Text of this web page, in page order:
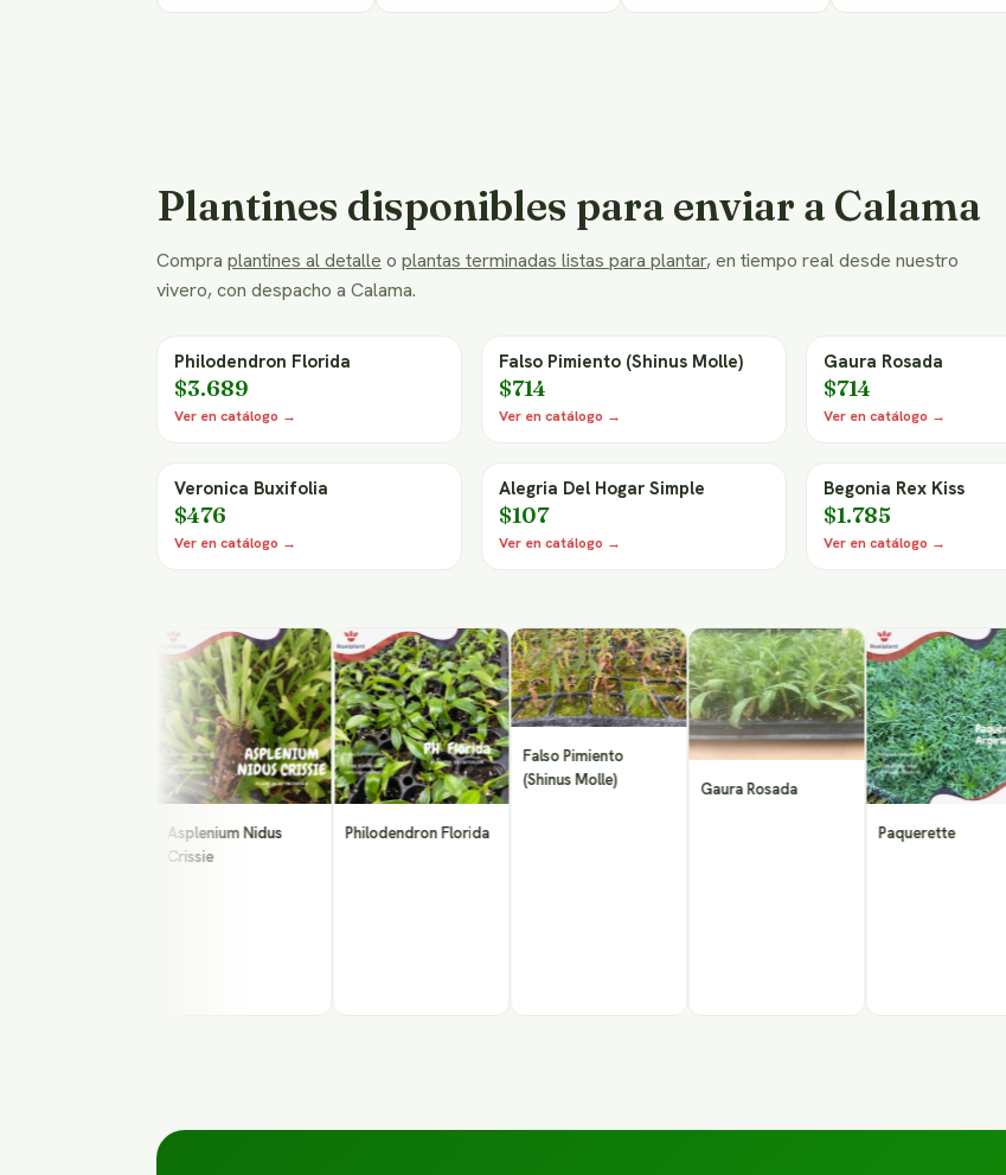
Plantines disponibles para enviar a Calama
Compra plantines al detalle o plantas terminadas listas para plantar, en tiempo real desde nuestro
vivero, con despacho a Calama.
Philodendron Florida
$3.689
Ver en catálogo →
Falso Pimiento (Shinus Molle)
$714
Ver en catálogo →
Gaura Rosada
$714
Ver en catálogo →
Veronica Buxifolia
$476
Ver en catálogo →
Alegria Del Hogar Simple
$107
Ver en catálogo →
Begonia Rex Kiss
$1.785
Ver en catálogo →
Asplenium Nidus
Philodendron Florida
Falso Pimiento
(Shinus Molle)
Gaura Rosada
Paquerette